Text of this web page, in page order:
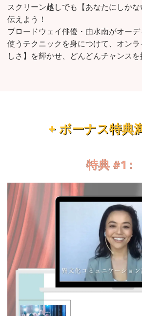
スクリーン越しでも【あなたにしか
伝えよう！
ブロードウェイ俳優・由水南がオーデ
使うテクニックを身につけて、オン
しさ】を輝かせ、どんどんチャンスを
+ ボーナス特典
特典 #1 :